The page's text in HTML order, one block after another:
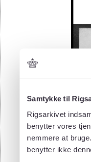
Samtykke til
Rigsarkivet
benytter vores
nemmere at
benytter ikke